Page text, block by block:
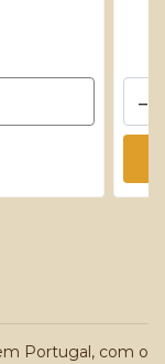
-
Portugal, com o